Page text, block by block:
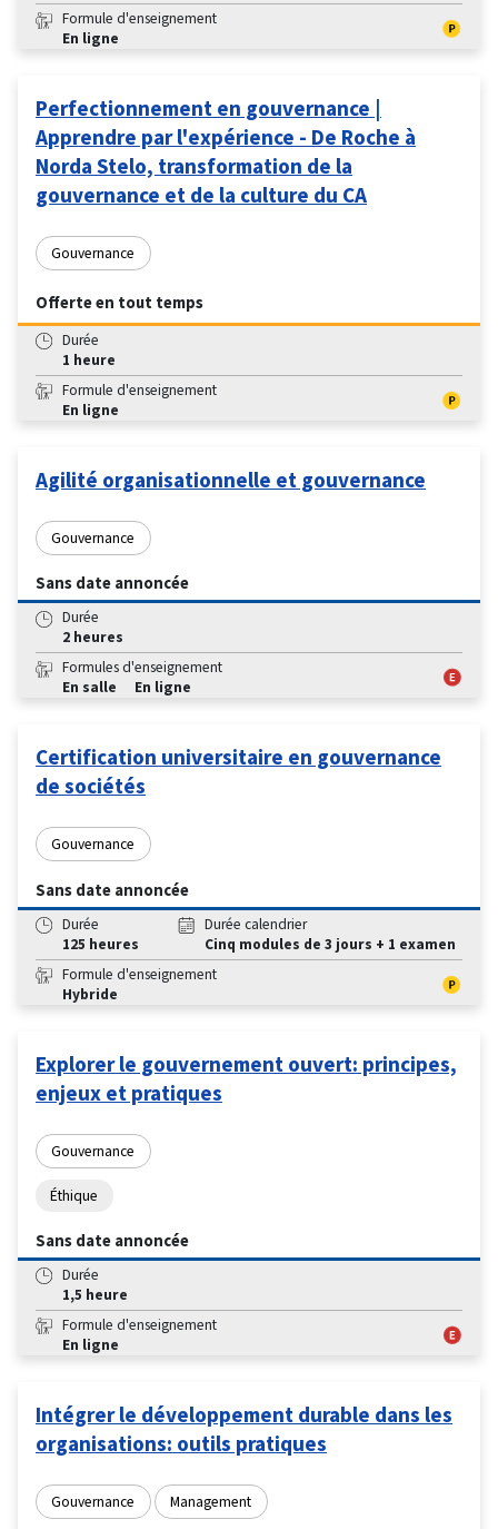
Formule d'enseignement
En ligne
Perfectionnement en gouvernance |
Apprendre par l'expérience - De Roche à
Norda Stelo, transformation de la
gouvernance et de la culture du CA
Gouvernance
Offerte en tout temps
Durée
1 heure
Formule d'enseignement
En ligne
Agilité organisationnelle et gouvernance
Gouvernance
Sans date annoncée
Durée
2 heures
Formules d'enseignement
En salle
En ligne
Certification universitaire en gouvernance
de sociétés
Gouvernance
Sans date annoncée
Durée
125 heures
Durée calendrier
Cinq modules de 3 jours + 1 examen
Formule d'enseignement
Hybride
Explorer le gouvernement ouvert: principes,
enjeux et pratiques
Gouvernance
Éthique
Sans date annoncée
Durée
1,5 heure
Formule d'enseignement
En ligne
Intégrer le développement durable dans les
organisations: outils pratiques
Gouvernance Management